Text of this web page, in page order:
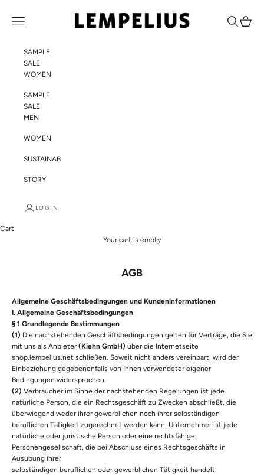
LEMPELIUS
Navigation menu Search
Cart
SAMPLE
SALE
WOMEN
SAMPLE
SALE
MEN
WOMEN
SUSTAINABILITY
STORY
LOGIN
Cart
Your cart is empty
AGB
Allgemeine Geschäftsbedingungen und Kundeninformationen
I. Allgemeine Geschäftsbedingungen
§ 1 Grundlegende Bestimmungen
(1) Die nachstehenden Geschäftsbedingungen gelten für Verträge, die Sie
mit uns als Anbieter (Kiehn GmbH) über die Internetseite
shop.lempelius.net schließen. Soweit nicht anders vereinbart, wird der
Einbeziehung gegebenenfalls von Ihnen verwendeter eigener
Bedingungen widersprochen.
(2) Verbraucher im Sinne der nachstehenden Regelungen ist jede
natürliche Person, die ein Rechtsgeschäft zu Zwecken abschließt, die
überwiegend weder ihrer gewerblichen noch ihrer selbständigen
beruflichen Tätigkeit zugerechnet werden kann. Unternehmer ist jede
natürliche oder juristische Person oder eine rechtsfähige
Personengesellschaft, die bei Abschluss eines Rechtsgeschäfts in
Ausübung ihrer
selbständigen beruflichen oder gewerblichen Tätigkeit handelt.